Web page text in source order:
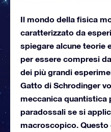
Il mondo della fisica
caratterizzato da
spiegare alcune teorie
per essere compresi
dei più grandi
Gatto di Schrodinger
meccanica
paradossali se si
macroscopico.